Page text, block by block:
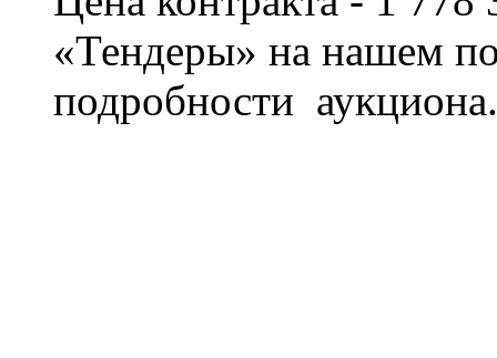
«Тендеры» на нашем
подробности аукциона.